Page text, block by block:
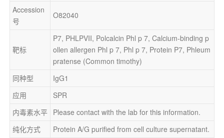
Accession
号
O82040
靶标
P7, PHLPVII, Polcalcin Phl p 7, Calcium-binding p
ollen allergen Phl p 7, Phl p 7, Protein P7, Phleum
pratense (Common timothy)
同种型
IgG1
应用
SPR
内毒素水平
Please contact with the lab for this information.
纯化方式
Protein A/G purified from cell culture supernatant.